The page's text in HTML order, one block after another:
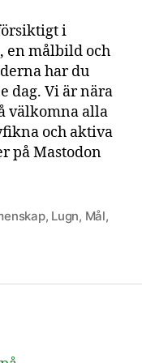
2023
🍾
🎇
i
en målbild och
har du
dag. Vi är nära
välkomna alla
och aktiva
på Mastodon
, Lugn, Mål,